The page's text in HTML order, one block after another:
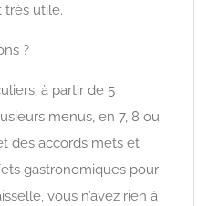
très utile.
?
à partir de 5
menus, en 7, 8 ou
des accords mets et
gastronomiques pour
vous n’avez rien à